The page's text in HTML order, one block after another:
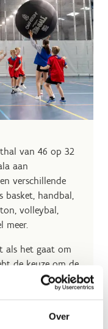
Over
van 46 op 32
aan
verschillende
basket, handbal,
volleybal,
meer.
als het gaat om
de keuze om de
behoeften. Of je
gezelschap,